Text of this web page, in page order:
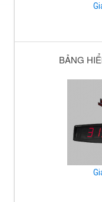
BẢNG